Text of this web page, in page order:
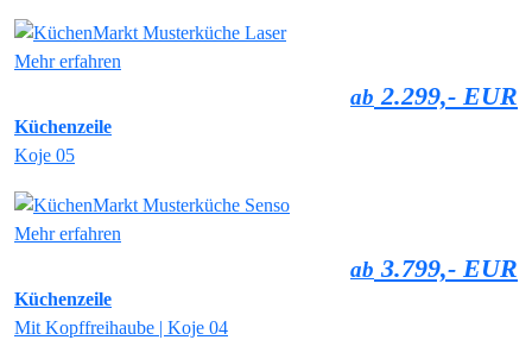
Mehr erfahren
ab 2.299,- EUR
Küchenzeile
Koje 05
Mehr erfahren
ab 3.799,- EUR
Küchenzeile
Mit Kopffreihaube | Koje 04